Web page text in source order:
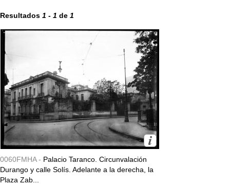
Resultados 1 - 1 de 1
0060FMHA - Palacio Taranco. Circunvalación
Durango y calle Solís. Adelante a la derecha, la
Plaza Zab...